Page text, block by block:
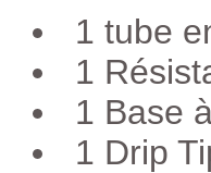
1 tube
1
1 Base
1 Drip